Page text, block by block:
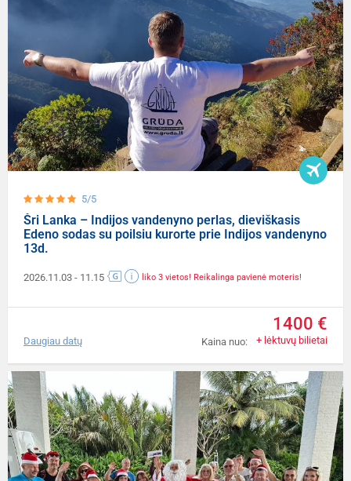
5/5
Šri Lanka – Indijos vandenyno perlas, dieviškasis
Edeno sodas su poilsiu kurorte prie Indijos vandenyno
13d.
2026.11.03 - 11.15 liko 3 vietos! Reikalinga pavienė moteris!
Kaina nuo:
1400 €
+ lėktuvų bilietai
Daugiau datų